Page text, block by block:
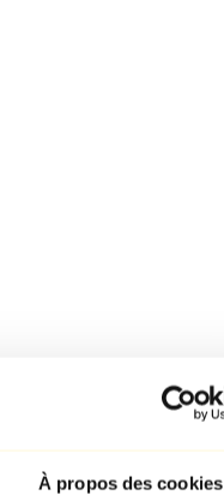
À propos des cookies